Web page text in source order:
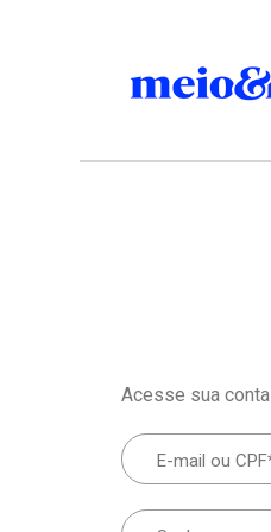
Acesse sua conta